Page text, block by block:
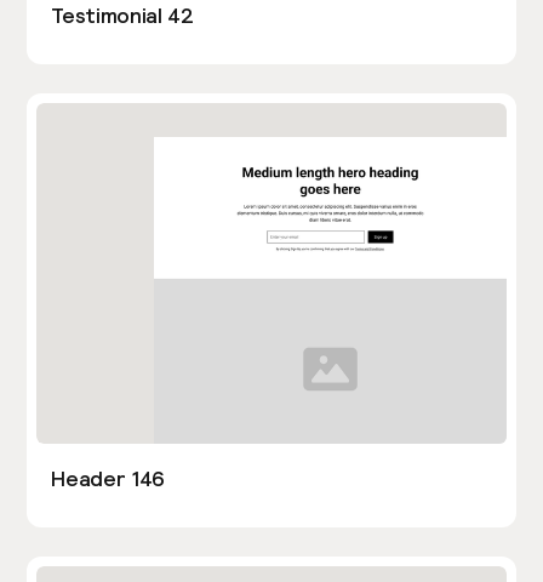
Testimonial 42
Header 146